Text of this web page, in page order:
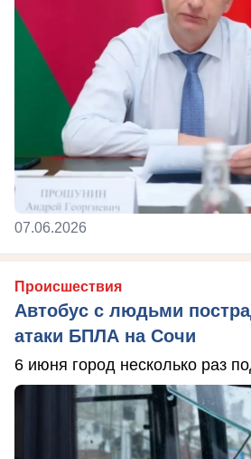
07.06.2026
Происшествия
Автобус с людьми
атаки БПЛА на Сочи
6 июня город несколько раз